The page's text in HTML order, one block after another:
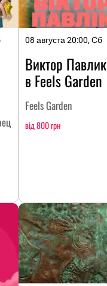
08 августа 20:00, Сб
Виктор Павлик
в Feels Garden
Feels Garden
від 800 грн